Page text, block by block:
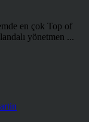
en çok Top of
yönetmen ...